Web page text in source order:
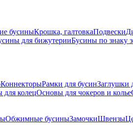
бусиныКрошка, галтовкаПодвески
для бижутерииБусины по знаку
КоннекторыРамки для бусинЗаглушки
колецОсновы для чокеров и колье
Обжимные бусиныЗамочкиШвензы